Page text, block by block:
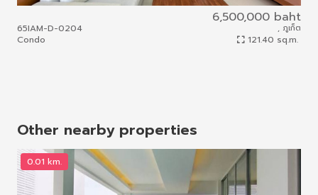
6,500,000 baht
65IAM-D-0204
Condo
, ภูเก็ต
121.40 sq.m.
Other nearby properties
0.01 km.